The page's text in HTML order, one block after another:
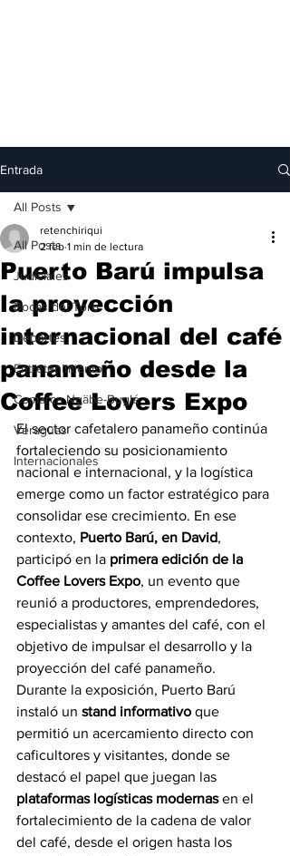
Entrada
All Posts
Judiciales
Bocas del Toro
Deportes
Entretenimiento
Comarca Ngäbe-Buglé
Veraguas
Internacionales
All Posts
Puerto Barú impulsa
la proyección
internacional del café
panameño desde la
Coffee Lovers Expo
retenchiriqui
2 feb 1 min de lectura
El sector cafetalero panameño continúa
fortaleciendo su posicionamiento
nacional e internacional, y la logística
emerge como un factor estratégico para
consolidar ese crecimiento. En ese
contexto, Puerto Barú, en David,
participó en la primera edición de la
Coffee Lovers Expo, un evento que
reunió a productores, emprendedores,
especialistas y amantes del café, con el
objetivo de impulsar el desarrollo y la
proyección del café panameño.
Durante la exposición, Puerto Barú
instaló un stand informativo que
permitió un acercamiento directo con
caficultores y visitantes, donde se
destacó el papel que juegan las
plataformas logísticas modernas en el
fortalecimiento de la cadena de valor
del café, desde el origen hasta los